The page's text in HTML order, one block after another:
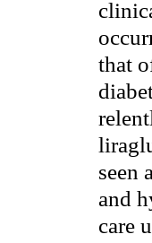
that
seen
and
care